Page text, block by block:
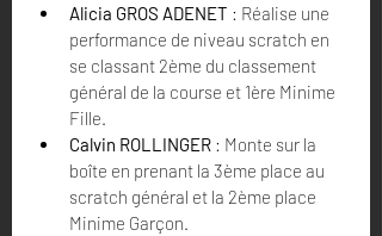
Alicia GROS ADENET : Réalise une
performance de niveau scratch en
se classant 2ème du classement
général de la course et 1ère Minime
Fille.
Calvin ROLLINGER : Monte sur la
boîte en prenant la 3ème place au
scratch général et la 2ème place
Minime Garçon.